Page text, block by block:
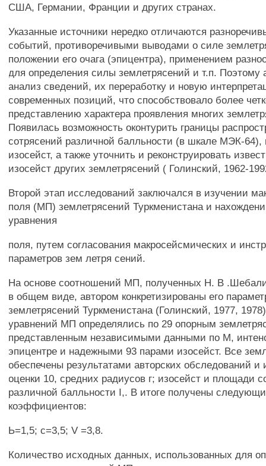
США, Германии, Франции и других странах.
Указанные источники нередко отличаются
событий, противоречивыми выводами о силе
положении его очага (эпицентра), применением
для определения силы землетрясений и т.п. Поэтому
анализ сведений, их переработку и новую
современных позиций, что способствовало более
представлению характера проявления многих
Появилась возможность оконтурить границы
сотрясений различной балльности (в шкале МЭК-64),
изосейст, а также уточнить и реконструировать
изосейст других землетрясений ( Голинский, 1962-
Второй этап исследований заключался в изучении
поля (МП) землетрясений Туркменистана и
уравнения
поля, путем согласования макросейсмических и
параметров зем летря сений.
На основе соотношений МП, полученных Н. В
в общем виде, автором конкретизированы его
землетрясений Туркменистана (Голинский, 1977,
уравнений МП определялись по 29 опорным
представленным независимыми данными по М,
эпицентре и надежными 93 парами изосейст. Все
обеспечены результатами авторских обследований
оценки 10, средних радиусов г; изосейст и площади
различной балльности I,. В итоге получены
коэффициентов:
Ь=1,5; с=3,5; V =3,8.
Количество исходных данных, использованных для